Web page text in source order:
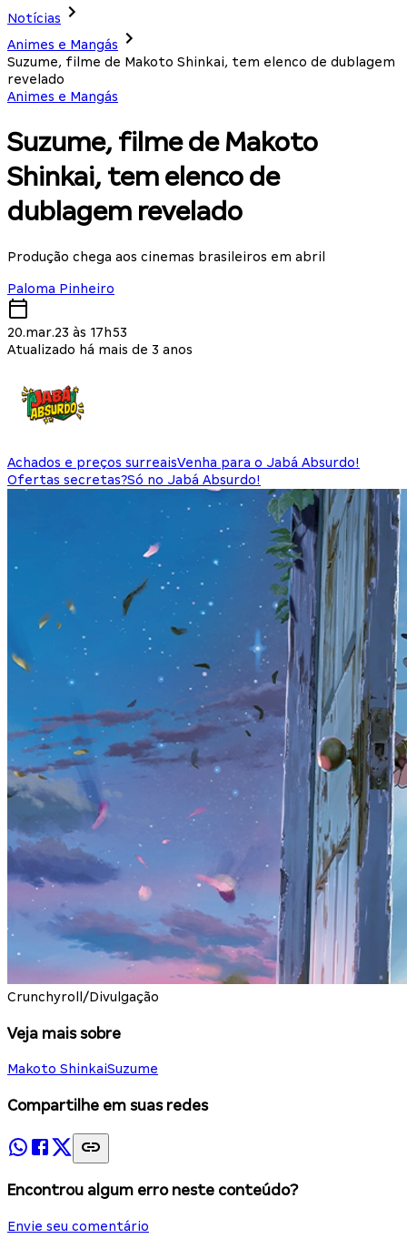
Notícias
Animes e Mangás
Suzume, filme de Makoto Shinkai, tem elenco de dublagem
revelado
Animes e Mangás
Suzume, filme de Makoto
Shinkai, tem elenco de
dublagem revelado
Produção chega aos cinemas brasileiros em abril
Paloma Pinheiro
20.mar.23 às 17h53
Atualizado há mais de 3 anos
Achados e preços surreaisVenha para o Jabá Absurdo!
Ofertas secretas?Só no Jabá Absurdo!
Crunchyroll/Divulgação
Veja mais sobre
Makoto ShinkaiSuzume
Compartilhe em suas redes
Encontrou algum erro neste conteúdo?
Envie seu comentário